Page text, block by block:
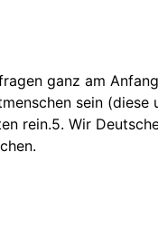
ganz am
sein
rein.5. Wir